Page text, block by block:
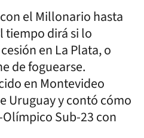
el Millonario hasta
tiempo dirá si lo
en La Plata, o
de foguearse.
en Montevideo
Uruguay y contó cómo
Sub-23 con